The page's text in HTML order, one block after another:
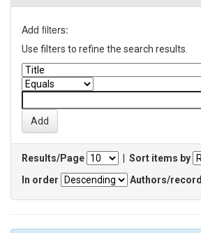
Add filters:
Use filters to refine the search results.
Results/Page
Sort items by
In order
Authors/record